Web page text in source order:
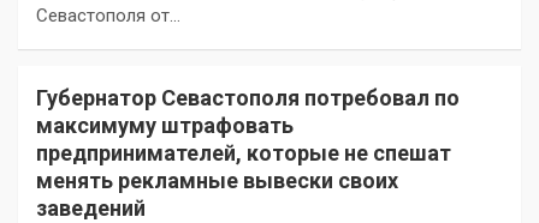
Севастополя от…
Губернатор Севастополя потребовал по
максимуму штрафовать
предпринимателей, которые не спешат
менять рекламные вывески своих
заведений